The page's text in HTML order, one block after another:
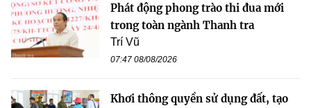
Phát động phong trào thi đua mới
trong toàn ngành Thanh tra
Trí Vũ
07:47 08/08/2026
Khơi thông quyền sử dụng đất, tạo